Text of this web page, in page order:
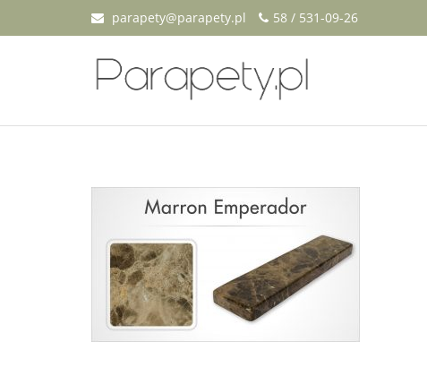
parapety@parapety.pl 58 / 531-09-26